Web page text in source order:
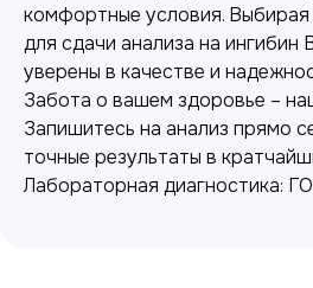
комфортные условия.
для сдачи анализа на ингибин
уверены в качестве и
Забота о вашем здоровье –
Запишитесь на анализ прямо
точные результаты в
Лабораторная диагностика:
Лабораторная
Точные анализы для контроля
выявления заболеваний.